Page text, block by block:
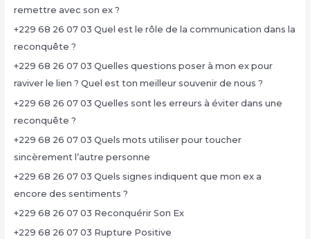
remettre avec son ex ?
+229 68 26 07 03 Quel est le rôle de la communication dans la
reconquête ?
+229 68 26 07 03 Quelles questions poser à mon ex pour
raviver le lien ? Quel est ton meilleur souvenir de nous ?
+229 68 26 07 03 Quelles sont les erreurs à éviter dans une
reconquête ?
+229 68 26 07 03 Quels mots utiliser pour toucher
sincèrement l’autre personne
+229 68 26 07 03 Quels signes indiquent que mon ex a
encore des sentiments ?
+229 68 26 07 03 Reconquérir Son Ex
+229 68 26 07 03 Rupture Positive